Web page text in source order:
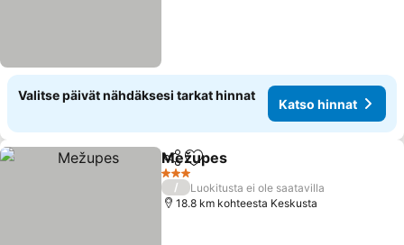
Valitse päivät nähdäksesi tarkat hinnat
Katso hinnat
Jaa Lisää suosikkeihin
Mežupes
3 Tähtiluokitus
/
Luokitusta ei ole saatavilla
18.8 km kohteesta Keskusta